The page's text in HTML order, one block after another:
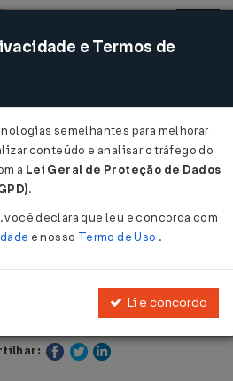
Acessar
DE 15/04/2013
DOE - SP em 16 abr 2013
e Termos de
semelhantes para melhorar
conteúdo e analisar o tráfego do
a Lei Geral de Proteção de Dados
.
declara que leu e concorda com
e nosso Termo de Uso .
Li e concordo